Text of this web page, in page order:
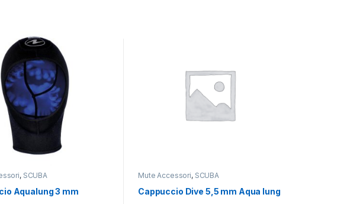
, SCUBA
Aqualung 3 mm
Mute Accessori, SCUBA
Cappuccio Dive 5,5 mm Aqua lung